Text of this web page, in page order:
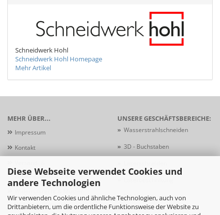
Diese Webseite verwendet Cookies und
andere Technologien
Wir verwenden Cookies und ähnliche Technologien, auch von
Drittanbietern, um die ordentliche Funktionsweise der Website zu
Schneidwerk Hohl
Schneidwerk Hohl Homepage
Mehr Artikel
MEHR ÜBER...
Impressum
Kontakt
Zahlungsbedingungen
Widerrufsformular
UNSERE GESCHÄFTSBEREICHE:
» Wasserstrahlschneiden
» 3D - Buchstaben
»Schildersysteme